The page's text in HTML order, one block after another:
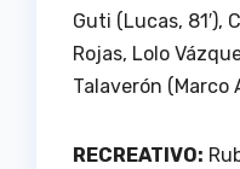
Guti (Lucas, 81′),
Rojas, Lolo
Talaverón (Marco
RECREATIVO: